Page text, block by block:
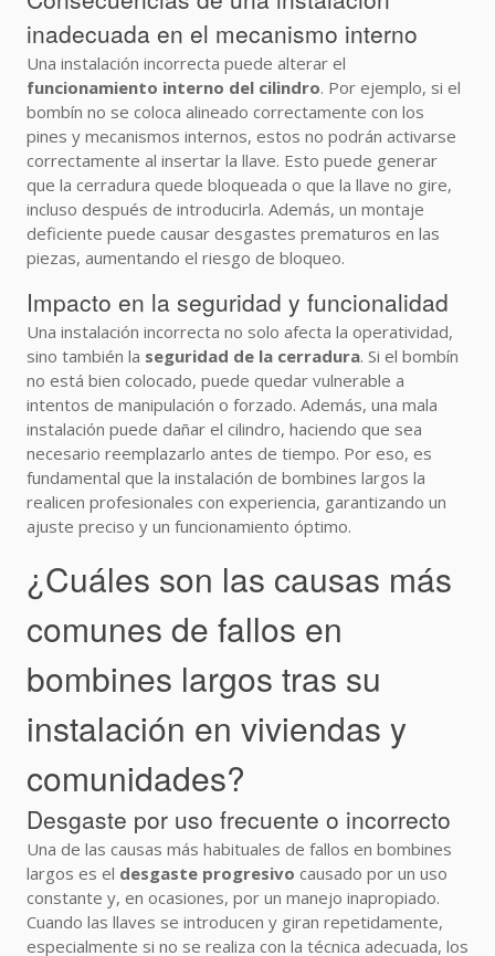
inadecuada en el mecanismo interno
Una instalación incorrecta puede alterar el
funcionamiento interno del cilindro. Por ejemplo, si el
bombín no se coloca alineado correctamente con los
pines y mecanismos internos, estos no podrán activarse
correctamente al insertar la llave. Esto puede generar
que la cerradura quede bloqueada o que la llave no gire,
incluso después de introducirla. Además, un montaje
deficiente puede causar desgastes prematuros en las
piezas, aumentando el riesgo de bloqueo.
Impacto en la seguridad y funcionalidad
Una instalación incorrecta no solo afecta la operatividad,
sino también la seguridad de la cerradura. Si el bombín
no está bien colocado, puede quedar vulnerable a
intentos de manipulación o forzado. Además, una mala
instalación puede dañar el cilindro, haciendo que sea
necesario reemplazarlo antes de tiempo. Por eso, es
fundamental que la instalación de bombines largos la
realicen profesionales con experiencia, garantizando un
ajuste preciso y un funcionamiento óptimo.
¿Cuáles son las causas más
comunes de fallos en
bombines largos tras su
instalación en viviendas y
comunidades?
Desgaste por uso frecuente o incorrecto
Una de las causas más habituales de fallos en bombines
largos es el desgaste progresivo causado por un uso
constante y, en ocasiones, por un manejo inapropiado.
Cuando las llaves se introducen y giran repetidamente,
especialmente si no se realiza con la técnica adecuada, los